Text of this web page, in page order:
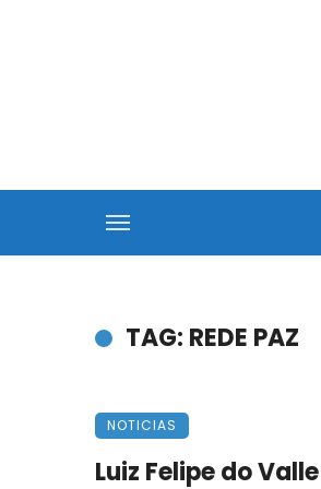
TAG: REDE PAZ
NOTICIAS
Luiz Felipe do